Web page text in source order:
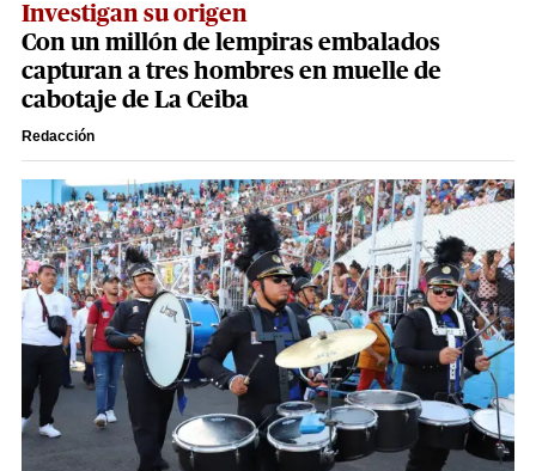
Investigan su origen
Con un millón de lempiras embalados
capturan a tres hombres en muelle de
cabotaje de La Ceiba
Redacción